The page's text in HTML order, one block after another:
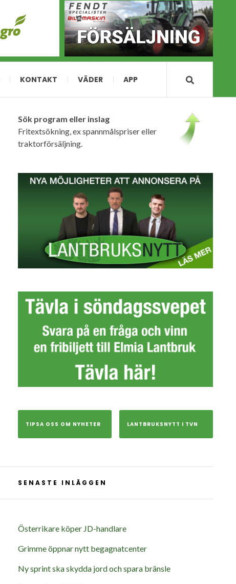
KONTAKT VÄDER APP
Sök program eller inslag
Fritextsökning, ex spannmålspriser eller
traktorförsäljning.
TIPSA OSS OM NYHETER LANTBRUKSNYTT I TVN
SENASTE INLÄGGEN
Österrikare köper JD-handlare
Grimme öppnar nytt begagnatcenter
Ny sprint ska skydda jord och spara bränsle